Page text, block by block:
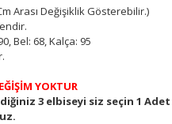
Arası Değişiklik Gösterebilir.)
Bel: 68, Kalça: 95
YOKTUR
3 elbiseyi siz seçin 1 Adet